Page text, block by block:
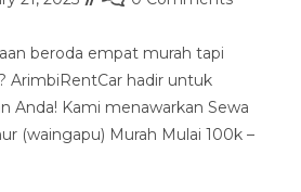
beroda empat murah tapi
ArimbiRentCar hadir untuk
Anda! Kami menawarkan Sewa
(waingapu) Murah Mulai 100k –